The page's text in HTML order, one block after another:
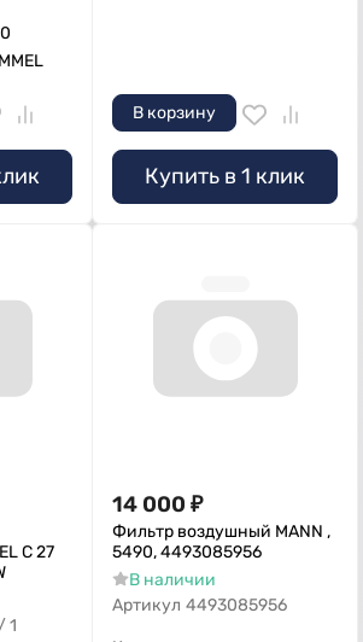
В корзину
Купить в 1 клик
С 27
1
14 000 ₽
Фильтр воздушный MANN ,
5490, 4493085956
В наличии
Артикул 4493085956